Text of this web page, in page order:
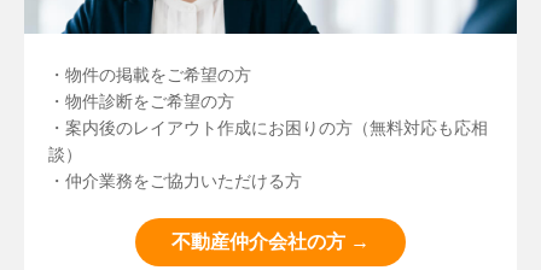
・物件の掲載をご希望の方
・物件診断をご希望の方
・案内後のレイアウト作成にお困りの方（無料対応も応相
談）
・仲介業務をご協力いただける方
不動産仲介会社の方 →